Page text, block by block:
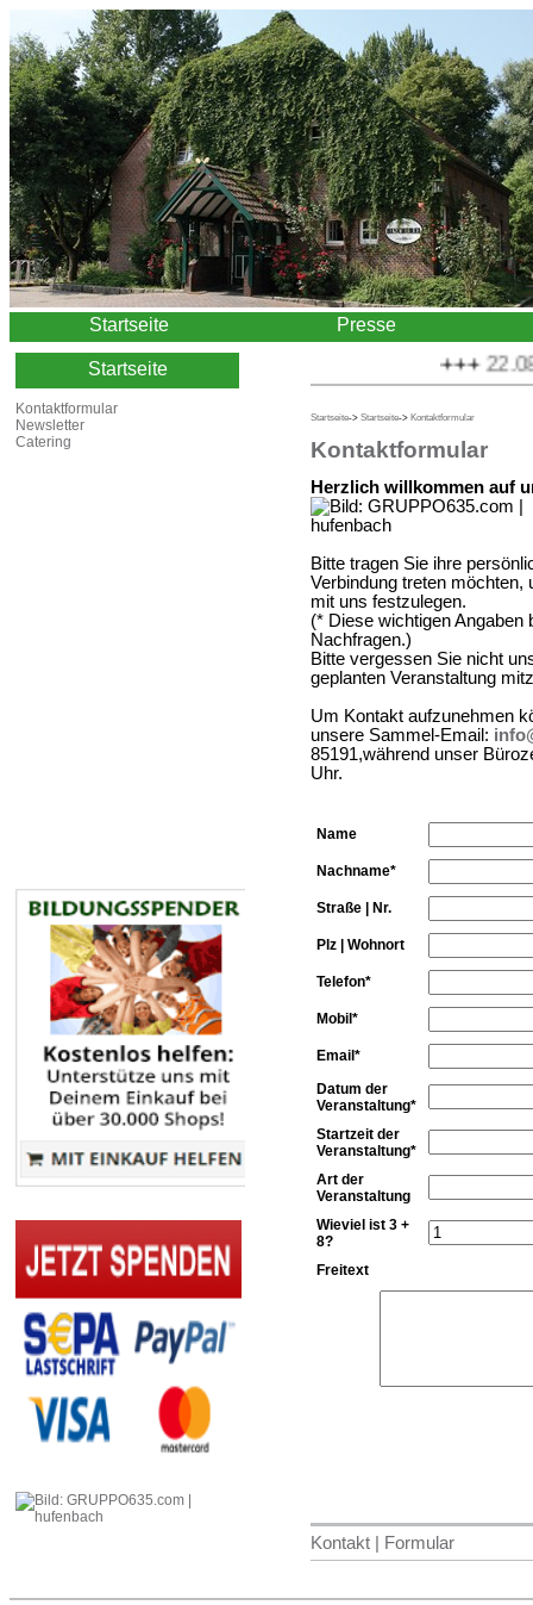
Startseite Presse
Startseite
Kontaktformular
Newsletter
Catering
+++
Startseite-> Startseite-> Kontaktformular
Kontaktformular
Herzlich willkommen auf
Bitte tragen Sie ihre
Verbindung treten möchten,
mit uns festzulegen.
(* Diese wichtigen Angaben
Nachfragen.)
Bitte vergessen Sie nicht
geplanten Veranstaltung
Um Kontakt aufzunehmen
unsere Sammel-Email:
85191,während unser
Uhr.
Name
Nachname*
Straße | Nr.
Plz | Wohnort
Telefon*
Mobil*
Email*
Datum der
Veranstaltung*
Startzeit der
Veranstaltung*
Art der
Veranstaltung
Wieviel ist 3 +
8?
Freitext
Kontakt | Formular